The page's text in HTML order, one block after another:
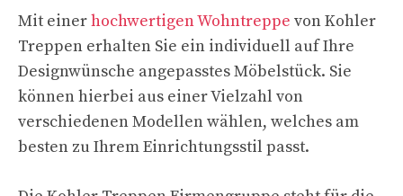
Mit einerhochwertigen Wohntreppe von Kohler
Treppen erhalten Sie ein individuell auf Ihre
Designwünsche angepasstes Möbelstück. Sie
können hierbei aus einer Vielzahl von
verschiedenen Modellen wählen, welches am
besten zu Ihrem Einrichtungsstil passt.